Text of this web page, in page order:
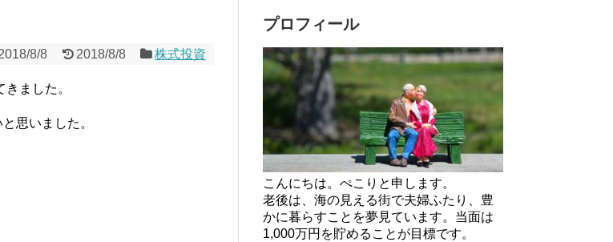
8/8 2018/8/8 株式投資
ました。
思いました。
プロフィール
こんにちは。ぺこりと申します。
老後は、海の見える街で夫婦ふたり、豊
かに暮らすことを夢見ています。当面は
1,000万円を貯めることが目標です。